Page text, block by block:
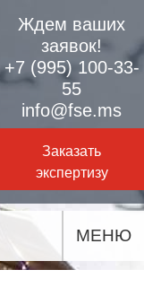
Ждем ваших
заявок!
+7 (995) 100-33-
55
info@fse.ms
Заказать
экспертизу
МЕНЮ